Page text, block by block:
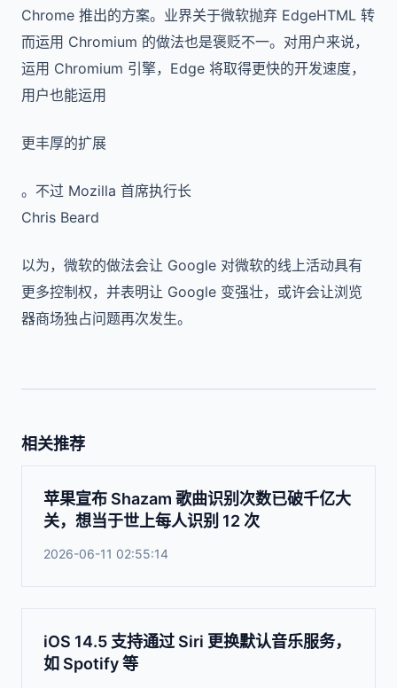
Chrome 推出的方案。业界关于微软抛弃 EdgeHTML 转
而运用 Chromium 的做法也是褒贬不一。对用户来说，
运用 Chromium 引擎，Edge 将取得更快的开发速度，
用户也能运用
更丰厚的扩展
。不过 Mozilla 首席执行长
Chris Beard
以为，微软的做法会让 Google 对微软的线上活动具有
更多控制权，并表明让 Google 变强壮，或许会让浏览
器商场独占问题再次发生。
相关推荐
苹果宣布 Shazam 歌曲识别次数已破千亿大
关，想当于世上每人识别 12 次
2026-06-11 02:55:14
iOS 14.5 支持通过 Siri 更换默认音乐服务，
如 Spotify 等